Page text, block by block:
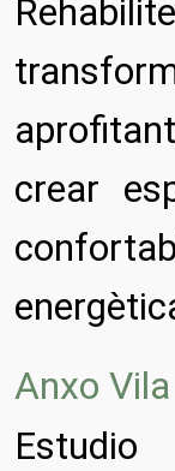
crear
Anxo